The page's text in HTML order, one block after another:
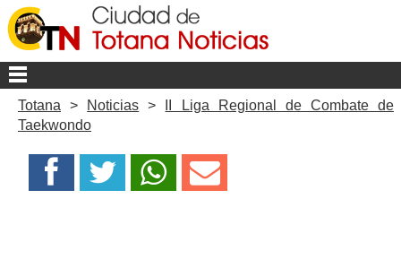
Totana > Noticias >
II Liga Regional de Combate de
Taekwondo